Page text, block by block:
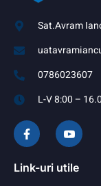
Sat.Avram
0786023607
L-V 8:00 –
Link-uri utile